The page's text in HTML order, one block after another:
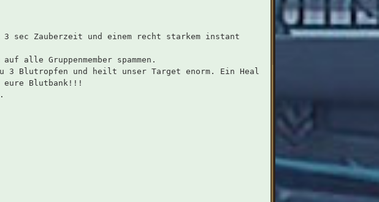
Zauberzeit und einem recht starkem instant
alle Gruppenmember spammen.
Blutropfen und heilt unser Target enorm. Ein Heal
Blutbank!!!